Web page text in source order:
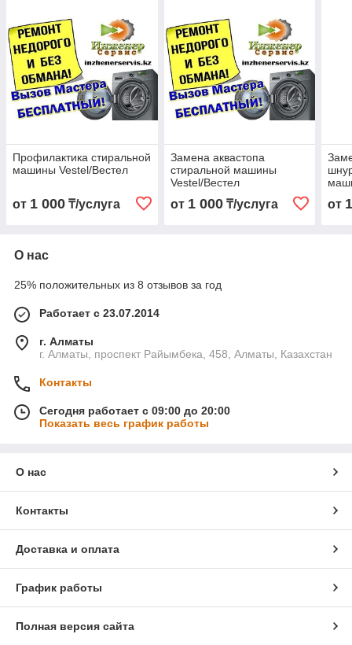
Профилактика стиральной
машины Vestel/Вестел
от 1 000 ₸/услуга
Замена аквастопа
стиральной машины
Vestel/Вестел
от 1 000₸/услуга от
О нас
25% положительных из 8 отзывов за год
Работает с 23.07.2014
г. Алматы
г. Алматы, проспект Райымбека, 458, Алматы, Казахстан
Контакты
Сегодня работает с 09:00 до 20:00
Показать весь график работы
О нас
Контакты
Доставка и оплата
График работы
Полная версия сайта